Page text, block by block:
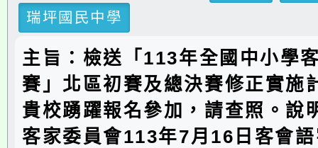
瑞坪國民中學
主旨：檢送「113年全國中小學
賽」北區初賽及總決賽修正實施
貴校踴躍報名參加，請查照。說
客家委員會113年7月16日客會